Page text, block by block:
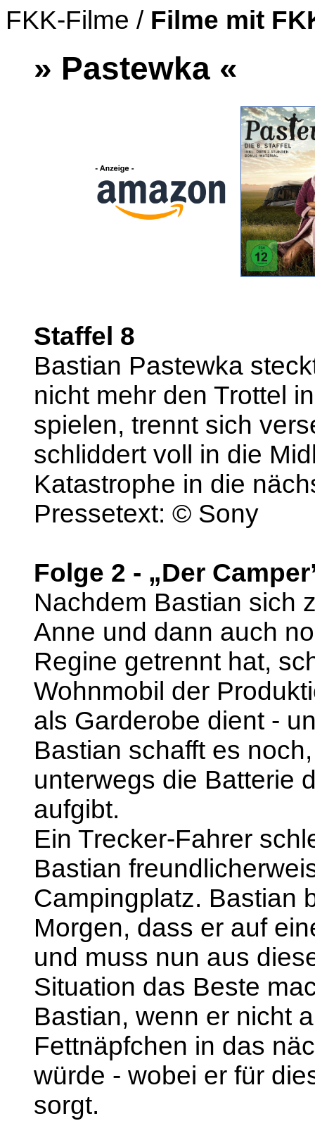
FKK-Filme / Filme mit
» Pastewka «
Staffel 8
Bastian Pastewka
nicht mehr den Trottel
spielen, trennt sich
schliddert voll in die
Katastrophe in die
Pressetext: © Sony
Folge 2 - „Der
Nachdem Bastian sich
Anne und dann auch
Regine getrennt hat,
Wohnmobil der
als Garderobe dient -
Bastian schafft es
unterwegs die Batterie
aufgibt.
Ein Trecker-Fahrer
Bastian
Campingplatz. Bastian
Morgen, dass er auf
und muss nun aus
Situation das Beste
Bastian, wenn er nicht
Fettnäpfchen in das
würde - wobei er für
sorgt.